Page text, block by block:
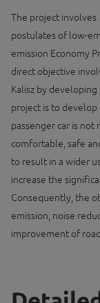
The project
postulates of low-
emission Economy
direct objective
Kalisz by
project is to develop
passenger car is not
comfortable, safe
to result in a wider
increase the
Consequently, the
emission, noise
improvement of